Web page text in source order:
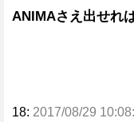
ANIMAさえ出せれ
18: 2017/08/29